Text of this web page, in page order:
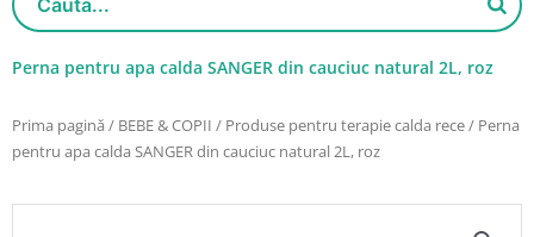
Perna pentru apa calda SANGER din cauciuc natural 2L, roz
Prima pagină / BEBE & COPII / Produse pentru terapie calda rece/ Perna
pentru apa calda SANGER din cauciuc natural 2L, roz